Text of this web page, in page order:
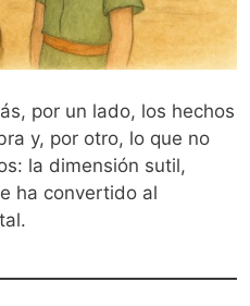
por un lado, los hechos
y, por otro, lo que no
la dimensión sutil,
ha convertido al